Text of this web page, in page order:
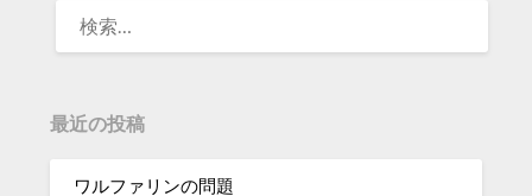
最近の投稿
ワルファリンの問題